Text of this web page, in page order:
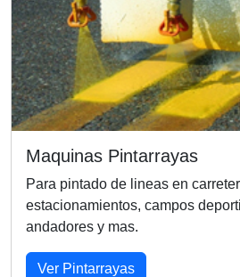
Maquinas Pintarrayas
Para pintado de lineas en
estacionamientos, campos
andadores y mas.
Ver Pintarrayas